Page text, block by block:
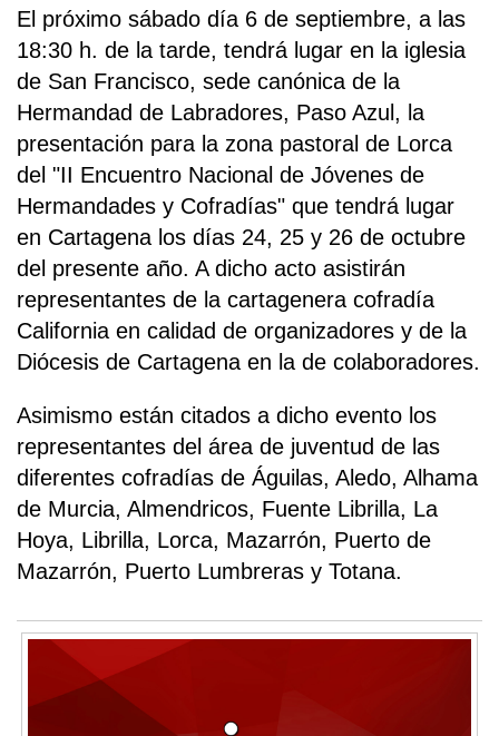
El próximo sábado día 6 de septiembre, a las
18:30 h. de la tarde, tendrá lugar en la iglesia
de San Francisco, sede canónica de la
Hermandad de Labradores, Paso Azul, la
presentación para la zona pastoral de Lorca
del "II Encuentro Nacional de Jóvenes de
Hermandades y Cofradías" que tendrá lugar
en Cartagena los días 24, 25 y 26 de octubre
del presente año. A dicho acto asistirán
representantes de la cartagenera cofradía
California en calidad de organizadores y de la
Diócesis de Cartagena en la de colaboradores.
Asimismo están citados a dicho evento los
representantes del área de juventud de las
diferentes cofradías de Águilas, Aledo, Alhama
de Murcia, Almendricos, Fuente Librilla, La
Hoya, Librilla, Lorca, Mazarrón, Puerto de
Mazarrón, Puerto Lumbreras y Totana.